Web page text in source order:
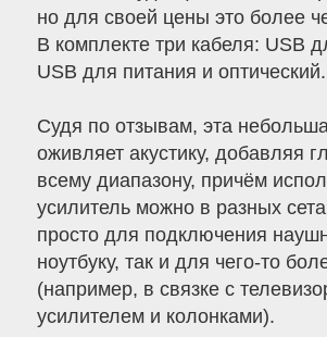
но для своей цены это более
В комплекте три кабеля: USB
USB для питания и оптический.
Судя по отзывам, эта
оживляет акустику, добавляя
всему диапазону, причём
усилитель можно в разных
просто для подключения
ноутбуку, так и для чего-то
(например, в связке с
усилителем и колонками).